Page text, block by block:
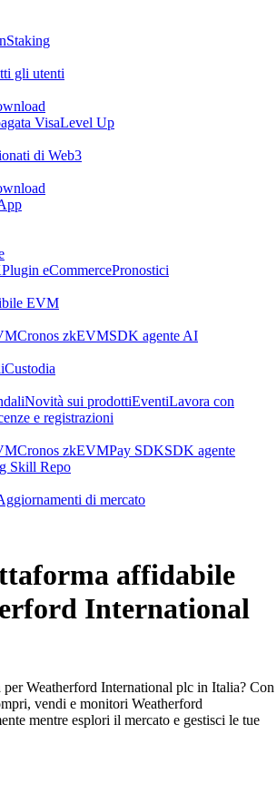
Staking
gli utenti
VisaLevel Up
di Web3
Plugin eCommercePronostici
EVM
Cronos zkEVMSDK agente AI
Custodia
Novità sui prodottiEventiLavora con
e registrazioni
Cronos zkEVMPay SDKSDK agente
Skill Repo
di mercato
affidabile
International
Weatherford International plc in Italia? Con
vendi e monitori Weatherford
mentre esplori il mercato e gestisci le tue